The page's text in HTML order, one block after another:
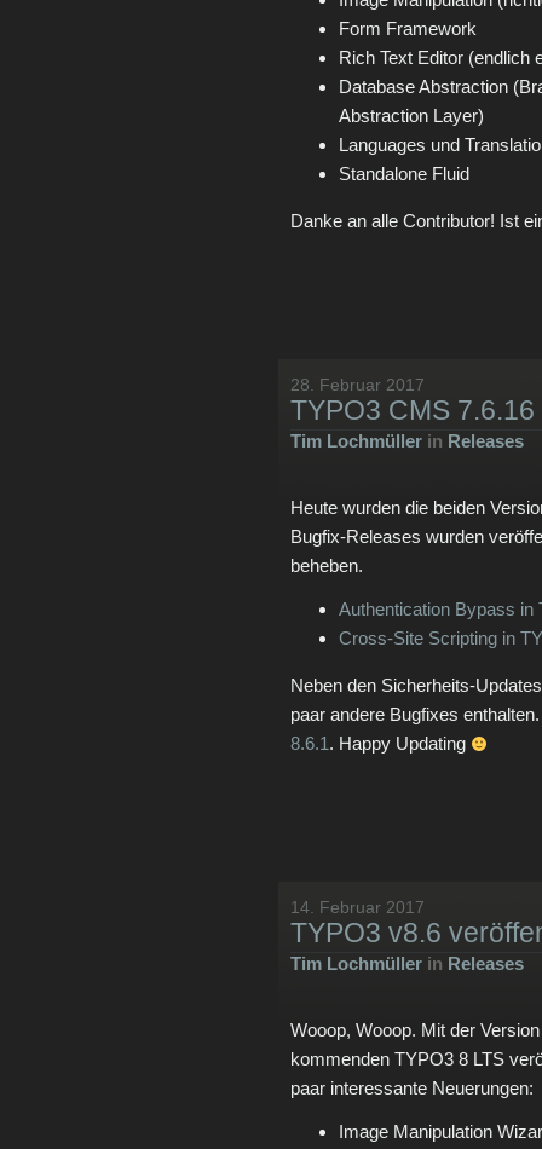
Form Framework
Rich Text Editor (endlich
Database Abstraction
Abstraction Layer)
Languages und
Standalone Fluid
Danke an alle Contributor! Ist
28. Februar 2017
TYPO3 CMS
Tim Lochmüller in Releases
Heute wurden die beiden
Bugfix-Releases wurden
beheben.
Authentication Bypass in
Cross-Site Scripting in
Neben den Sicherheits-
paar andere Bugfixes
8.6.1. Happy Updating
14. Februar 2017
TYPO3 v8.6
Tim Lochmüller in Releases
Wooop, Wooop. Mit der
kommenden TYPO3 8 LTS
paar interessante Neuerungen:
Image Manipulation